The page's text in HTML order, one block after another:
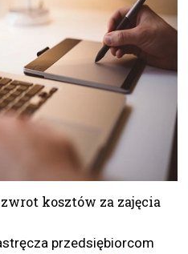
kosztów za zajęcia
przedsiębiorcom